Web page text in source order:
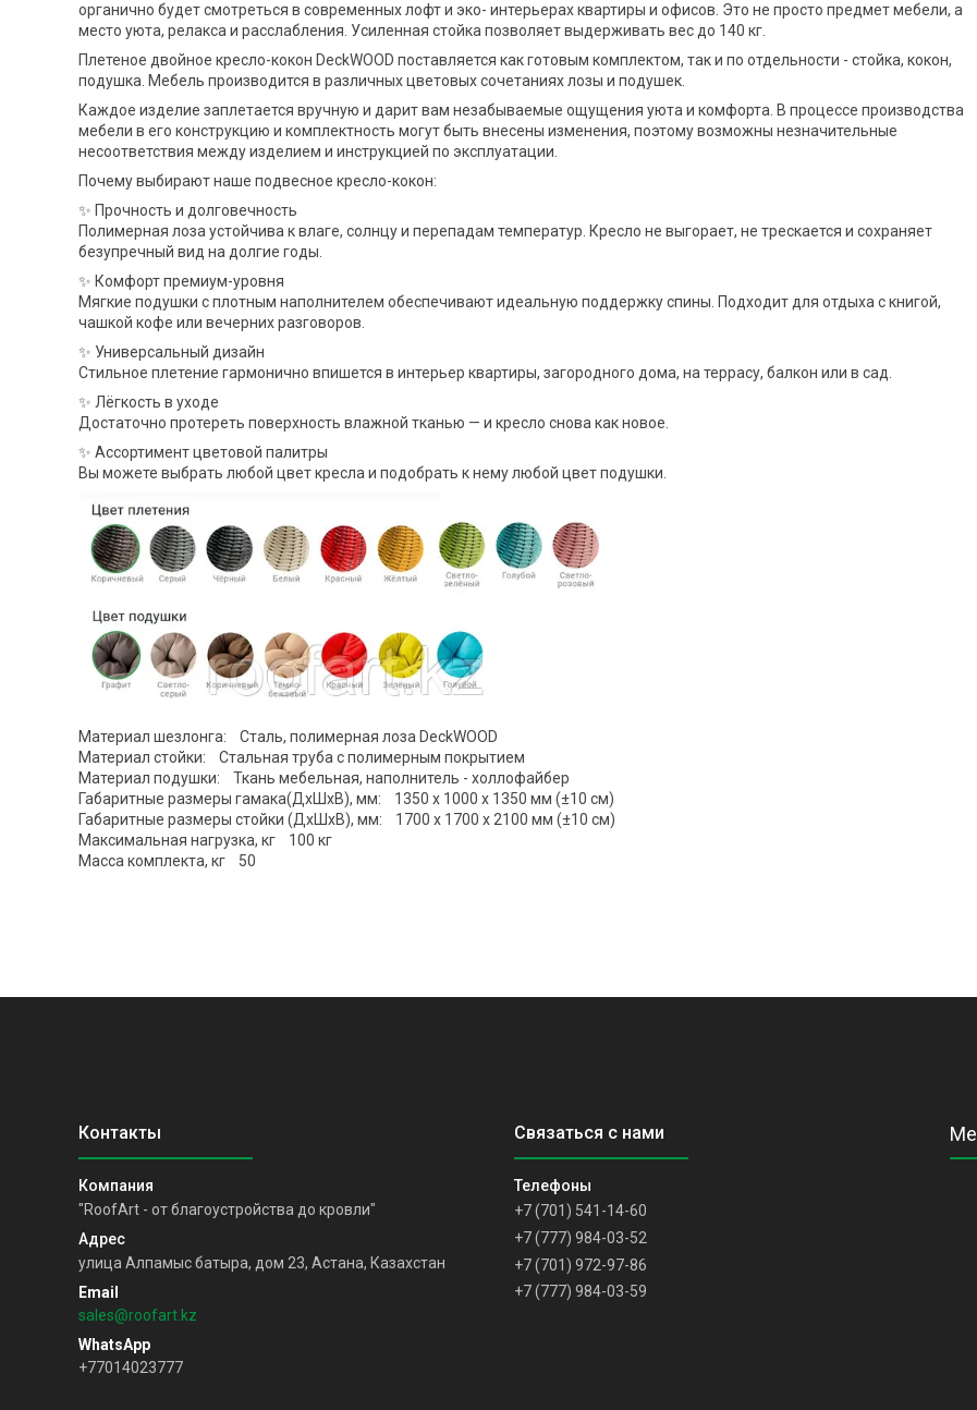
органично будет смотреться в современных лофт и эко- интерьерах квартиры и офисов. Это не просто предмет мебели, а
место уюта, релакса и расслабления. Усиленная стойка позволяет выдерживать вес до 140 кг.
Плетеное двойное кресло-кокон DeckWOOD поставляется как готовым комплектом, так и по отдельности - стойка, кокон,
подушка. Мебель производится в различных цветовых сочетаниях лозы и подушек.
Каждое изделие заплетается вручную и дарит вам незабываемые ощущения уюта и комфорта. В процессе производства
мебели в его конструкцию и комплектность могут быть внесены изменения, поэтому возможны незначительные
несоответствия между изделием и инструкцией по эксплуатации.
Почему выбирают наше подвесное кресло-кокон:
✨ Прочность и долговечность
Полимерная лоза устойчива к влаге, солнцу и перепадам температур. Кресло не выгорает, не трескается и сохраняет
безупречный вид на долгие годы.
✨ Комфорт премиум-уровня
Мягкие подушки с плотным наполнителем обеспечивают идеальную поддержку спины. Подходит для отдыха с книгой,
чашкой кофе или вечерних разговоров.
✨ Универсальный дизайн
Стильное плетение гармонично впишется в интерьер квартиры, загородного дома, на террасу, балкон или в сад.
✨ Лёгкость в уходе
Достаточно протереть поверхность влажной тканью — и кресло снова как новое.
✨ Ассортимент цветовой палитры
Вы можете выбрать любой цвет кресла и подобрать к нему любой цвет подушки.
Материал шезлонга: Сталь, полимерная лоза DeckWOOD
Материал стойки: Стальная труба с полимерным покрытием
Материал подушки: Ткань мебельная, наполнитель - холлофайбер
Габаритные размеры гамака(ДхШхВ), мм: 1350 х 1000 х 1350 мм (±10 см)
Габаритные размеры стойки (ДхШхВ), мм: 1700 х 1700 х 2100 мм (±10 см)
Максимальная нагрузка, кг 100 кг
Масса комплекта, кг 50
"RoofArt - от благоустройства до кровли"
улица Алпамыс батыра, дом 23, Астана, Казахстан
sales@roofart.kz
+77014023777
+7 (701) 541-14-60
+7 (777) 984-03-52
+7 (701) 972-97-86
+7 (777) 984-03-59